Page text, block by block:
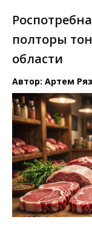
полторы
области
Автор: Артем